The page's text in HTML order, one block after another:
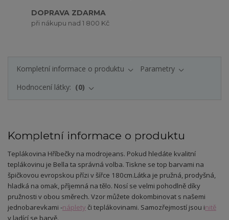
DOPRAVA ZDARMA
při nákupu nad 1 800 Kč
Kompletní informace o produktu
Parametry
Hodnocení látky:
0
Kompletní informace o produktu
Teplákovina Hříbečky na modrojeans. Pokud hledáte kvalitní
teplákovinu je Bella ta správná volba. Tiskne se top barvami na
špičkovou evropskou přízi v šířce 180cm.Látka je pružná, prodyšná,
hladká na omak, příjemná na tělo. Nosí se velmi pohodlně díky
pružnosti v obou směrech. Vzor můžete dokombinovat s našemi
jednobarevkami -náplety či teplákovinami. Samozřejmostí jsou initě